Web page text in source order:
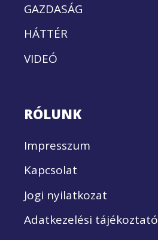
GAZDASÁG
HÁTTÉR
VIDEÓ
RÓLUNK
Impresszum
Kapcsolat
Jogi nyilatkozat
Adatkezelési tájékoztató